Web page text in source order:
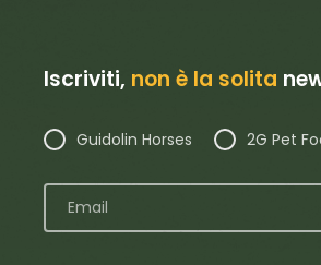
Iscriviti, non è la solita
Guidolin Horses 2G Pet